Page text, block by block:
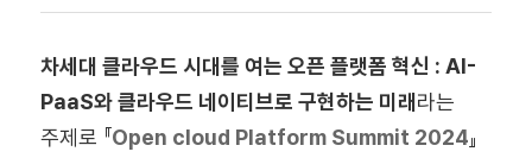
차세대 클라우드 시대를 여는 오픈 플랫폼 혁신 : AI-
PaaS와 클라우드 네이티브로 구현하는 미래 라는
주제로 『Open cloud Platform Summit 2024』